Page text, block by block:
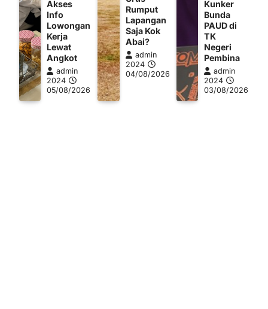
Akses
Info
Lowongan
Kerja
Lewat
Angkot
admin
2024
05/08/2026
Rumput
Lapangan
Saja Kok
Abai?
admin
2024
04/08/2026
Kunker
Bunda
PAUD di
TK
Negeri
Pembina
admin
2024
03/08/2026